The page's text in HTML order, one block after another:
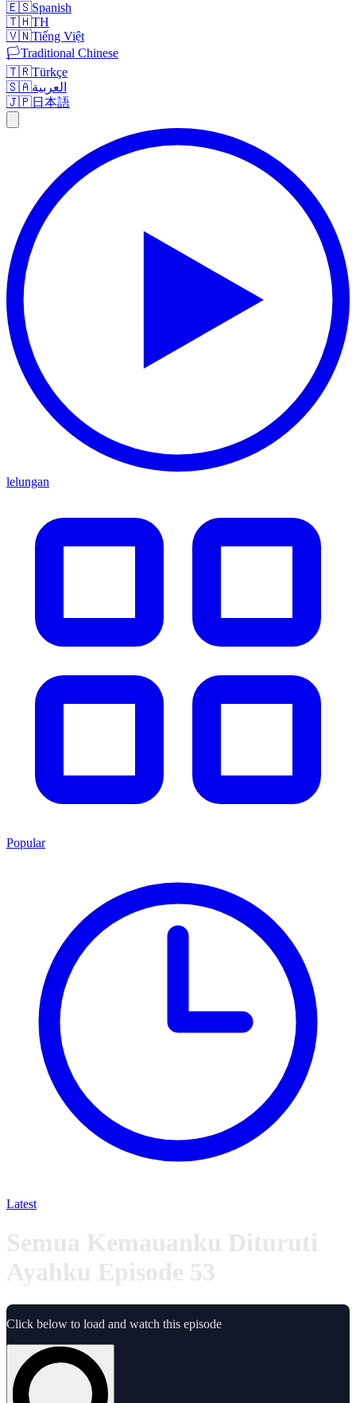
🇪🇸Spanish
🇹🇭TH
🇻🇳Tiếng Việt
🏳️Traditional Chinese
🇹🇷Türkçe
🇸🇦العربية
🇯🇵日本語
lelungan
Popular
Latest
Semua Kemauanku Dituruti
Ayahku Episode 53
Click below to load and watch this episode